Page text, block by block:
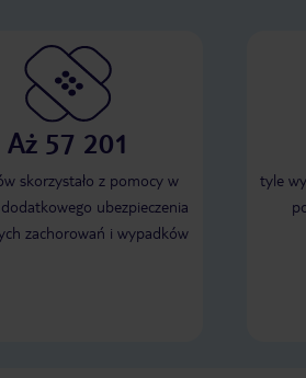
Aż 57 201
skorzystało z pomocy w
ubezpieczenia
zachorowań i wypadków
tyle